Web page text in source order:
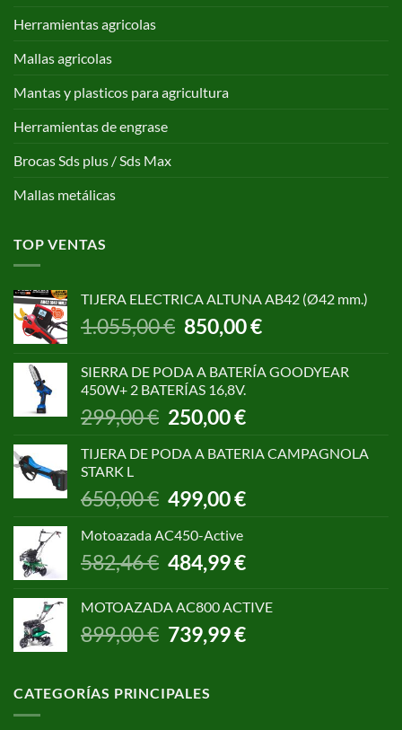
Herramientas agricolas
Mallas agricolas
Mantas y plasticos para agricultura
Herramientas de engrase
Brocas Sds plus / Sds Max
Mallas metálicas
TOP VENTAS
TIJERA ELECTRICA ALTUNA AB42 (Ø42 mm.)
1.055,00€ El
precio
era:
1.055,00 €.
850,00€El
es:
SIERRA DE PODA A BATERÍA GOODYEAR
450W+ 2 BATERÍAS 16,8V.
299,00€ El
precio
original
299,00 €.
250,00€El
actual
250,00 €.
TIJERA DE PODA A BATERIA CAMPAGNOLA
STARK L
650,00€
El
precio
original
650,00 €.
499,00€El
499,00 €.
Motoazada AC450-Active
582,46€
El
precio
era:
582,46 €.
484,99€El
es:
484,99 €.
MOTOAZADA AC800 ACTIVE
899,00€ El
precio
era:
739,99€El
CATEGORÍAS PRINCIPALES